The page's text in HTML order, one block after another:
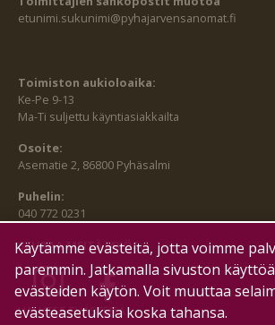
etunimi.sukunimi@pyhajarvensanomat.fi
Toimiston aukioloaika:
Ke-Pe 9-13
Ma-Ti suljettu käyntiasiakkailta
Osoite:
Asematie 2, 86800 Pyhäsalmi
Puhelin:
040 772 0231
SEURAA MEITÄ MYÖS:
HALLITSE EVÄSTEITÄ
Käytämme evästeitä, jotta voimme
paremmin. Jatkamalla sivuston
evästeiden käytön. Voit muuttaa
evästeasetuksia koska tahansa.